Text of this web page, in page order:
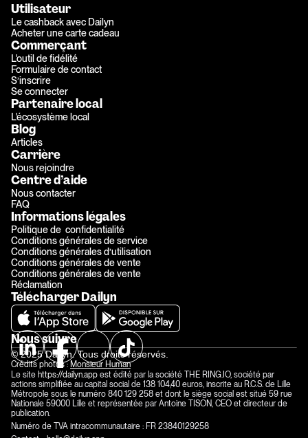
Télécharger Dailyn
Nous suivre
Utilisateur
Le cashback avec Dailyn
Acheter une carte cadeau
Commerçant
L'outil de fidélité
Formulaire de contact
S’inscrire
Se connecter
Partenaire local
L'écosystème local
Blog
Articles
Carrière
Nous rejoindre
Centre d’aide
Nous contacter
FAQ
Informations légales
Politique de  confidentialité
Conditions générales de service
Conditions générales d’utilisation
Conditions générales de vente
Réclamation
Conditions générales de vente
© 2025 Dailyn. Tous droits réservés.
Crédits photos : Monsieur Human
Le site https://dailyn.app est édité par la société THE RING.IO, société par
actions simplifiée au capital social de 138 104,40 euros, inscrite au R.C.S. de Lille
Métropole sous le numéro 840 129 258 et dont le siège social est situé 59 rue
Nationale 59000 Lille et représentée par Antoine TISON, CEO et directeur de
publication.
Numéro de TVA intracommunautaire : FR 23840129258